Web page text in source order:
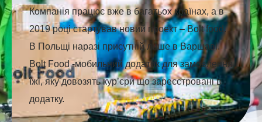
Компанія працює вже в багатьох країнах, а в
2019 році стартував новий проект –Bolt food.
В Польщі наразі присутній лише в Варшаві.
Bolt Food-мобильний додаток для замовлення
їжі, яку довозять кур’єри що зареєстровані в
додатку.